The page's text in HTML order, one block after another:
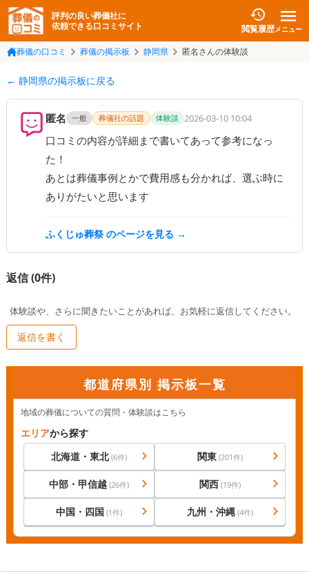
評判の良い葬儀社に
依頼できる口コミサイト
閲覧履歴メニュー
葬儀の口コミ 葬儀の掲示板 静岡県 匿名さんの体験談
← 静岡県の掲示板に戻る
匿名 一般 葬儀社の話題 体験談 2026-03-10 10:04
口コミの内容が詳細まで書いてあって参考になっ
た！
あとは葬儀事例とかで費用感も分かれば、選ぶ時に
ありがたいと思います
ふくじゅ葬祭のページを見る →
返信 (0件)
体験談や、さらに聞きたいことがあれば、お気軽に返信してください。
返信を書く
都道府県別 掲示板一覧
地域の葬儀についての質問・体験談はこちら
エリアから探す
北海道・東北(6件) 関東 (201件)
中部・甲信越 (26件) 関西 (19件)
中国・四国 (1件) 九州・沖縄 (4件)